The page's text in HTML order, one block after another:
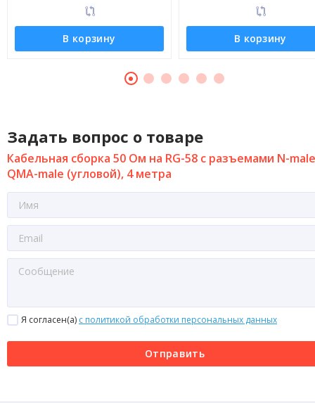
В корзину В корзину
Задать вопрос о товаре
Кабельная сборка 50 Ом на RG-58 с разъемами N-
QMA-male (угловой), 4 метра
Я согласен(a) с политикой обработки персональных данных
Отправить